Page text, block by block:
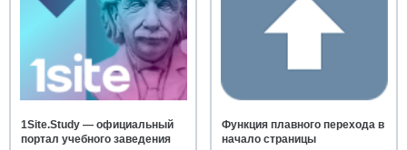
1Site.Study — официальный
портал учебного заведения
Функция плавного перехода в
начало страницы